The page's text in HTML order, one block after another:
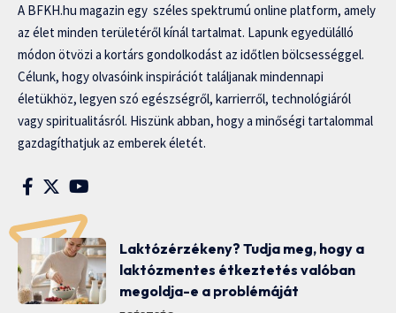
A BFKH.hu magazin egy széles spektrumú online platform, amely
az élet minden területéről kínál tartalmat. Lapunk egyedülálló
módon ötvözi a kortárs gondolkodást az időtlen bölcsességgel.
Célunk, hogy olvasóink inspirációt találjanak mindennapi
életükhöz, legyen szó egészségről, karrierről, technológiáról
vagy spiritualitásról. Hiszünk abban, hogy a minőségi tartalommal
gazdagíthatjuk az emberek életét.
Laktózérzékeny? Tudja meg, hogy a
laktózmentes étkeztetés valóban
megoldja-e a problémáját